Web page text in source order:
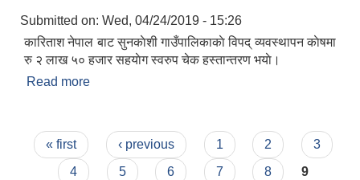
Submitted on: Wed, 04/24/2019 - 15:26
कारिताश नेपाल बाट सुनकाेशी गाउँपालिकाकाे विपद् व्यवस्थापन काेषमा
रु २ लाख ५० हजार सहयाेग स्वरुप चेक हस्तान्तरण भयाे।
Read more
Pages
« first ‹ previous 1 2
3
4
5 6 7 8 9